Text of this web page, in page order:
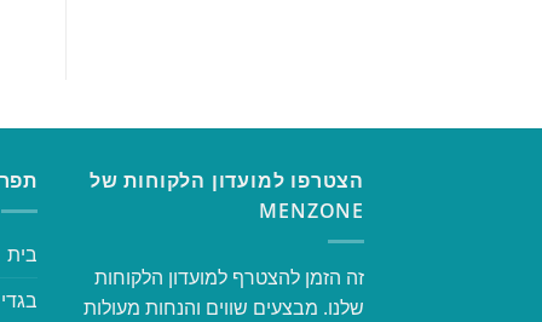
הצטרפו למועדון הלקוחות של
MENZONE
זה הזמן להצטרף למועדון הלקוחות
שלנו. מבצעים שווים והנחות מעולות
בית